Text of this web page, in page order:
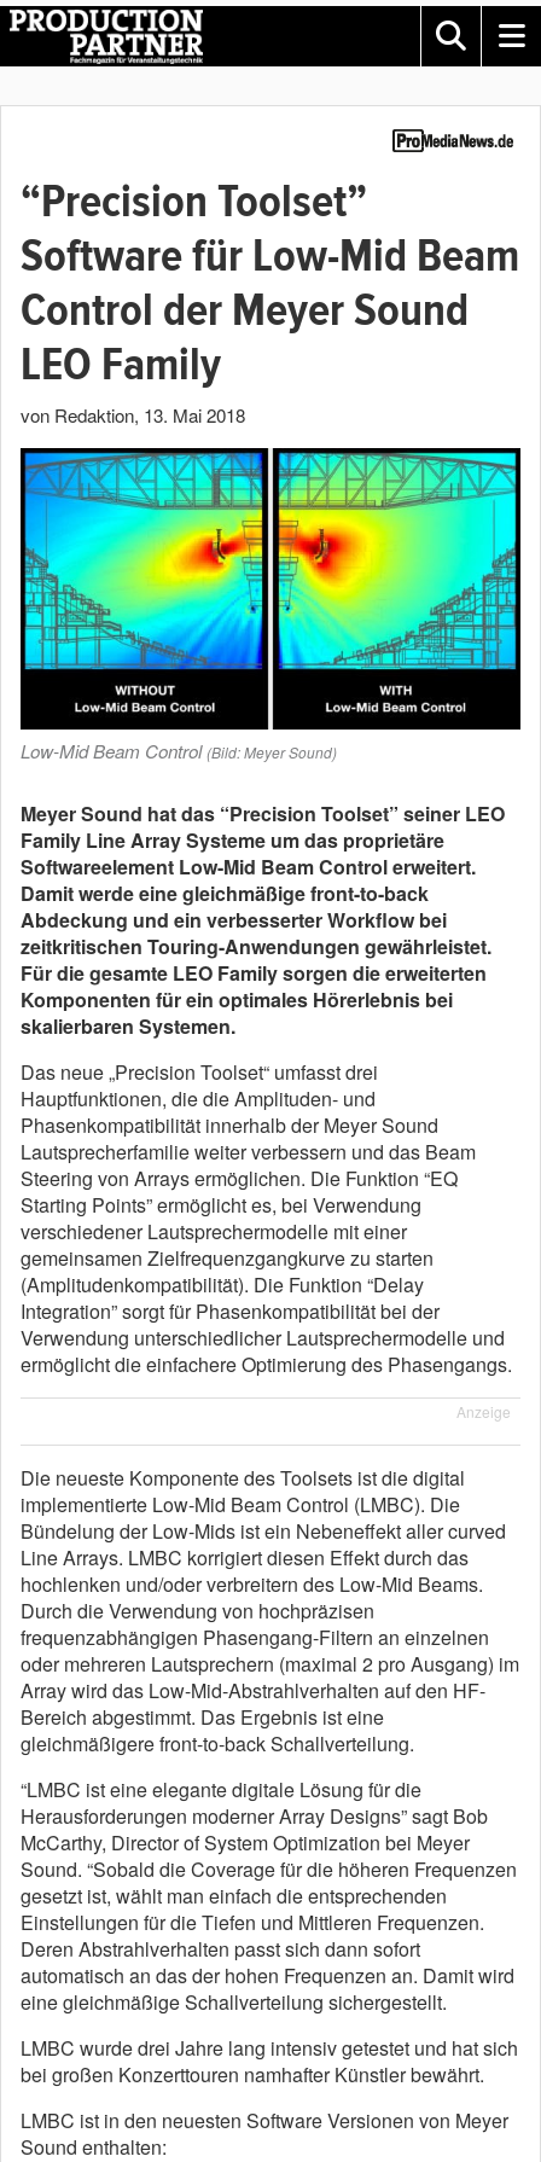
“Precision Toolset”
Software für Low-Mid Beam
Control der Meyer Sound
LEO Family
von Redaktion, 13. Mai 2018
Low-Mid Beam Control (Bild: Meyer Sound)
Meyer Sound hat das “Precision Toolset” seiner LEO
Family Line Array Systeme um das proprietäre
Softwareelement Low-Mid Beam Control erweitert.
Damit werde eine gleichmäßige front-to-back
Abdeckung und ein verbesserter Workflow bei
zeitkritischen Touring-Anwendungen gewährleistet.
Für die gesamte LEO Family sorgen die erweiterten
Komponenten für ein optimales Hörerlebnis bei
skalierbaren Systemen.
Das neue „Precision Toolset“ umfasst drei
Hauptfunktionen, die die Amplituden- und
Phasenkompatibilität innerhalb der Meyer Sound
Lautsprecherfamilie weiter verbessern und das Beam
Steering von Arrays ermöglichen. Die Funktion “EQ
Starting Points” ermöglicht es, bei Verwendung
verschiedener Lautsprechermodelle mit einer
gemeinsamen Zielfrequenzgangkurve zu starten
(Amplitudenkompatibilität). Die Funktion “Delay
Integration” sorgt für Phasenkompatibilität bei der
Verwendung unterschiedlicher Lautsprechermodelle und
ermöglicht die einfachere Optimierung des Phasengangs.
Anzeige
Die neueste Komponente des Toolsets ist die digital
implementierte Low-Mid Beam Control (LMBC). Die
Bündelung der Low-Mids ist ein Nebeneffekt aller curved
Line Arrays. LMBC korrigiert diesen Effekt durch das
hochlenken und/oder verbreitern des Low-Mid Beams.
Durch die Verwendung von hochpräzisen
frequenzabhängigen Phasengang-Filtern an einzelnen
oder mehreren Lautsprechern (maximal 2 pro Ausgang) im
Array wird das Low-Mid-Abstrahlverhalten auf den HF-
Bereich abgestimmt. Das Ergebnis ist eine
gleichmäßigere front-to-back Schallverteilung.
“LMBC ist eine elegante digitale Lösung für die
Herausforderungen moderner Array Designs” sagt Bob
McCarthy, Director of System Optimization bei Meyer
Sound. “Sobald die Coverage für die höheren Frequenzen
gesetzt ist, wählt man einfach die entsprechenden
Einstellungen für die Tiefen und Mittleren Frequenzen.
Deren Abstrahlverhalten passt sich dann sofort
automatisch an das der hohen Frequenzen an. Damit wird
eine gleichmäßige Schallverteilung sichergestellt.
LMBC wurde drei Jahre lang intensiv getestet und hat sich
bei großen Konzerttouren namhafter Künstler bewährt.
LMBC ist in den neuesten Software Versionen von Meyer
Sound enthalten: